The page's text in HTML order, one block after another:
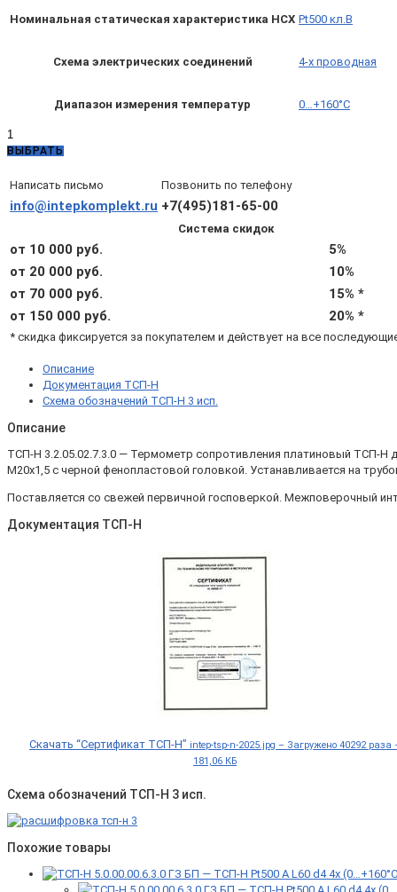
Номинальная статическая характеристика НСХ Pt500 кл.B
Схема электрических соединений 4-х проводная
Диапазон измерения температур 0…+160°C
Количество
товара
Н
3.2.05.02.7.3.0
—
Н
B,
L180,
0...+160°С,
штуцер
М20х1,5
ВЫБРАТЬ
Написать письмо Позвонить по телефону
info@intepkomplekt.ru +7(495)181-65-00
Система скидок
от 10 000 руб.
5%
от 20 000 руб.
10%
от 70 000 руб.
15% *
от 150 000 руб.
20% *
* скидка фиксируется за покупателем и действует на все
Описание
Документация ТСП-Н
Схема обозначений ТСП-Н 3 исп.
Описание
ТСП-Н 3.2.05.02.7.3.0 — Термометр сопротивления платиновый ТСП-Н
М20х1,5 с черной фенопластовой головкой. Устанавливается на
Поставляется со свежей первичной госповеркой. Межповерочный
Документация ТСП-Н
Скачать “Сертификат ТСП-Н” intep-tsp-n-2025.jpg – Загружено 40292 раза
181,06 КБ
Схема обозначений ТСП-Н 3 исп.
Похожие товары